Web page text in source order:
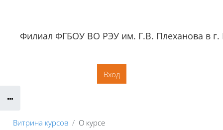
Филиал ФГБОУ ВО РЭУ им. Г.В. Плеханова в г.
Вход
Витрина курсов О курсе